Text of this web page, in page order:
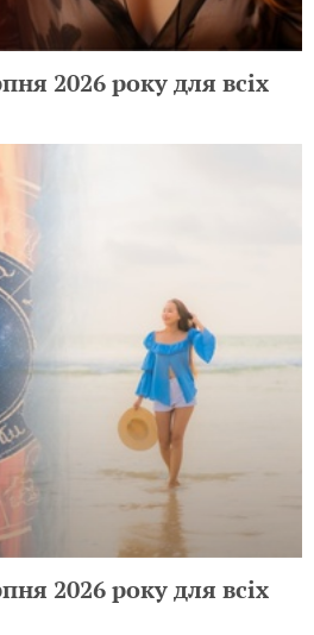
2026 року для всіх
2026 року для всіх